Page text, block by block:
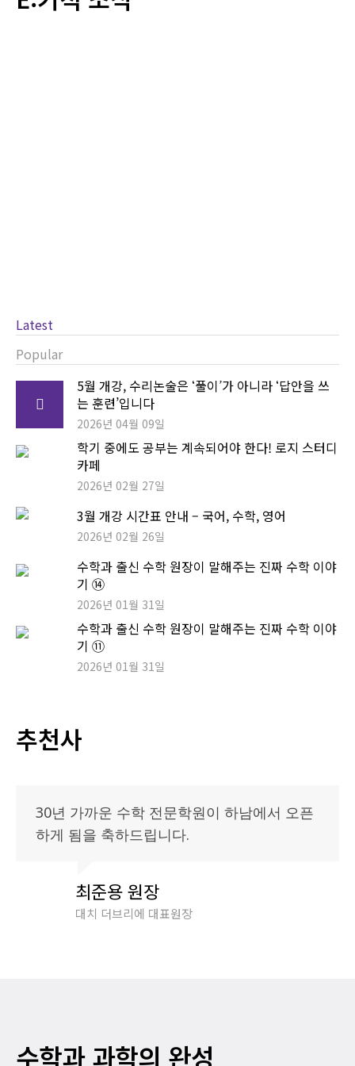
Latest
Popular
5월 개강, 수리논술은 ‘풀이’가 아니라 ‘답안을 쓰
는 훈련’입니다
2026년 04월 09일
학기 중에도 공부는 계속되어야 한다! 로지 스터디
카페
2026년 02월 27일
3월 개강 시간표 안내 – 국어, 수학, 영어
2026년 02월 26일
수학과 출신 수학 원장이 말해주는 진짜 수학 이야
기 ⑭
2026년 01월 31일
수학과 출신 수학 원장이 말해주는 진짜 수학 이야
기 ⑪
2026년 01월 31일
추천사
30년 가까운 수학 전문학원이 하남에서 오픈
하게 됨을 축하드립니다.
최준용 원장
대치 더브리에 대표원장
수학과 과학의 완성